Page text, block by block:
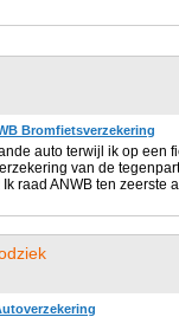
Bromfietsverzekering
auto terwijl ik op een
van de
raad ANWB ten zeerste